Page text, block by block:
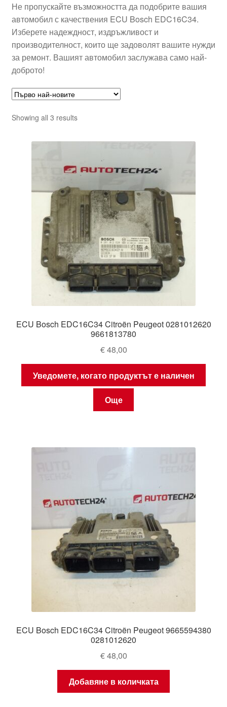
Не пропускайте възможността да подобрите вашия
автомобил с качествения ECU Bosch EDC16C34.
Изберете надеждност, издръжливост и
производителност, които ще задоволят вашите нужди
за ремонт. Вашият автомобил заслужава само най-
доброто!
Showing all 3 resultsSorted
latest
ECU Bosch EDC16C34 Citroën Peugeot 0281012620
9661813780
€48,00
Уведомете, когато продуктът е наличен
Още
ECU Bosch EDC16C34 Citroën Peugeot 9665594380
0281012620
€48,00
Добавяне в количката